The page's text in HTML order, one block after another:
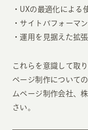
・UXの最適化による
・サイトパフォーマ
・運用を見据えた拡
これらを意識して取
ページ制作について
ムページ制作会社、
さい。